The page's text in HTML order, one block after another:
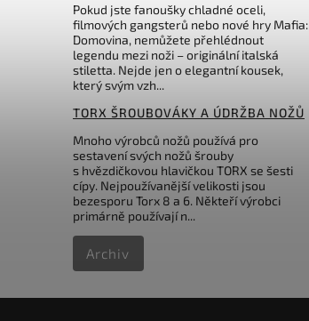
Pokud jste fanoušky chladné oceli,
filmových gangsterů nebo nové hry Mafia:
Domovina, nemůžete přehlédnout
legendu mezi noži – originální italská
stiletta. Nejde jen o elegantní kousek,
který svým vzh...
TORX ŠROUBOVÁKY A ÚDRŽBA NOŽŮ
Mnoho výrobců nožů používá pro
sestavení svých nožů šrouby
s hvězdičkovou hlavičkou TORX se šesti
cípy. Nejpoužívanější velikosti jsou
bezesporu Torx 8 a 6. Někteří výrobci
primárně používají n...
Archiv